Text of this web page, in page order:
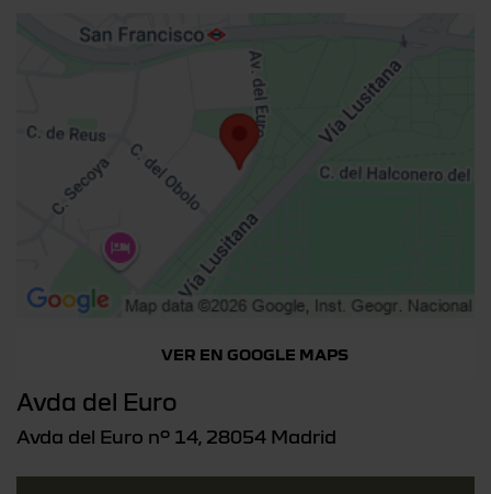
VER EN GOOGLE MAPS
Avda del Euro
Avda del Euro nº 14, 28054 Madrid